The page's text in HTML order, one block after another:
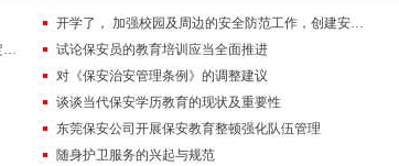
开学了， 加强校园及周边的安全防范工作，创建安全稳定的校园及周边环境
队伍管理中掌握沟通技巧，促进保安工作和谐稳定发展
试论保安员的教育培训应当全面推进
对《保安治安管理条例》的调整建议
谈谈当代保安学历教育的现状及重要性
东莞保安公司开展保安教育整顿强化队伍管理
随身护卫服务的兴起与规范